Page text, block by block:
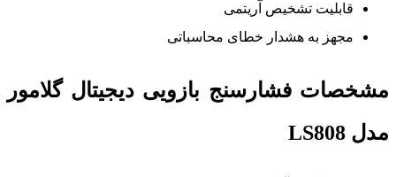
قابلیت تشخیص آریتمی
مجهز به هشدار خطای محاسباتی
مشخصات فشارسنج بازویی دیجیتال گلامور
مدل LS808